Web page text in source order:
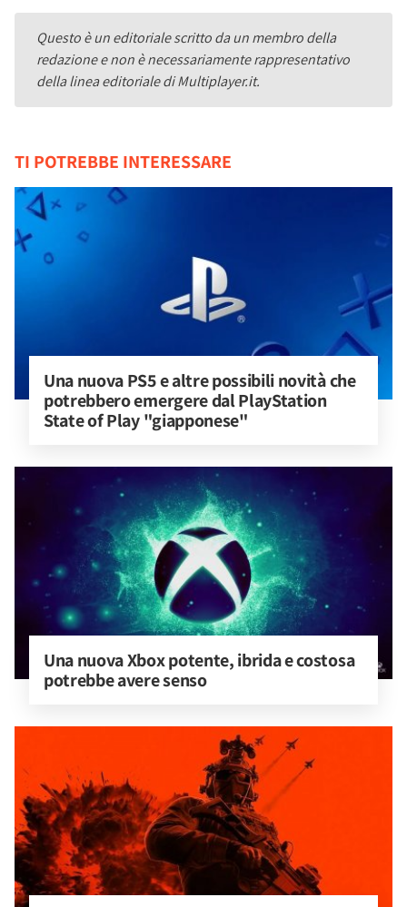
Questo è un editoriale scritto da un membro della
redazione e non è necessariamente rappresentativo
della linea editoriale di Multiplayer.it.
TI POTREBBE INTERESSARE
Una nuova PS5 e altre possibili novità che
potrebbero emergere dal PlayStation
State of Play "giapponese"
Una nuova Xbox potente, ibrida e costosa
potrebbe avere senso